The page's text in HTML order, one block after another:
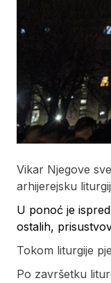
Vikar Njegove
arhijerejsku
U ponoć je
ostalih,
Tokom liturgije
Po završetku